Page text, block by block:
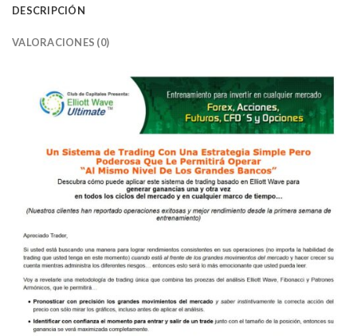
DESCRIPCIÓN
VALORACIONES (0)